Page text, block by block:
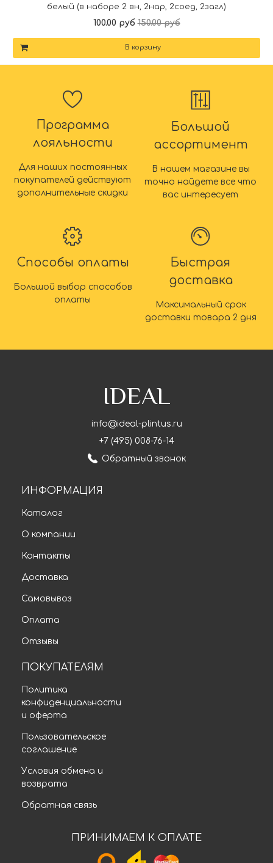
белый (в наборе 2 вн, 2нар, 2соед, 2загл)
100.00 руб 150.00 руб
В корзину
Программа
лояльности
Для наших постоянных
покупателей действуют
дополнительные скидки
Большой
ассортимент
В нашем магазине вы
точно найдете все что
вас интересует
Способы оплаты
Большой выбор способов
оплаты
Быстрая
доставка
Максимальный срок
доставки товара 2 дня
IDEAL
info@ideal-plintus.ru
+7 (495) 008-76-14
Обратный звонок
ИНФОРМАЦИЯ
Каталог
О компании
Контакты
Доставка
Самовывоз
Оплата
Отзывы
ПОКУПАТЕЛЯМ
Политика
конфиденциальности
и оферта
Пользовательское
соглашение
Условия обмена и
возврата
Обратная связь
ПРИНИМАЕМ К ОПЛАТЕ